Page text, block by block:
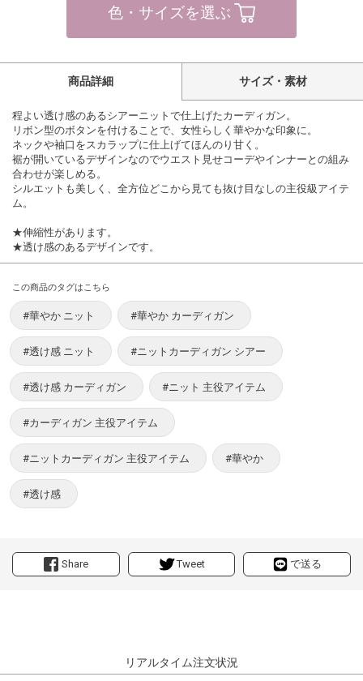
色・サイズを選ぶ
Share Tweet で送る
商品詳細 サイズ・素材
程よい透け感のあるシアーニットで仕上げたカーディガン。
リボン型のボタンを付けることで、女性らしく華やかな印象に。
ネックや袖口をスカラップに仕上げてほんのり甘く。
裾が開いているデザインなのでウエスト見せコーデやインナーとの組み
合わせが楽しめる。
シルエットも美しく、全方位どこから見ても抜け目なしの主役級アイテ
ム。
★伸縮性があります。
★透け感のあるデザインです。
この商品のタグはこちら
#華やか ニット #華やか カーディガン
#透け感 ニット #ニットカーディガン シアー
#透け感 カーディガン #ニット 主役アイテム
#カーディガン 主役アイテム
#ニットカーディガン 主役アイテム #華やか
#透け感
リアルタイム注文状況